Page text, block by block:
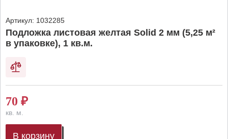
Артикул: 1032285
Подложка листовая желтая Solid 2 мм (5,25 м²
в упаковке), 1 кв.м.
70 ₽
кв. м.
В корзину